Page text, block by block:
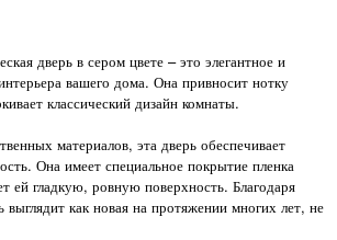
дверь в сером цвете – это элегантное и
вашего дома. Она привносит нотку
классический дизайн комнаты.
материалов, эта дверь обеспечивает
Она имеет специальное покрытие пленка
ей гладкую, ровную поверхность. Благодаря
как новая на протяжении многих лет, не